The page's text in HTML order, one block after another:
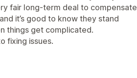
fair long-term deal to compensate
it’s good to know they stand
things get complicated.
fixing issues.